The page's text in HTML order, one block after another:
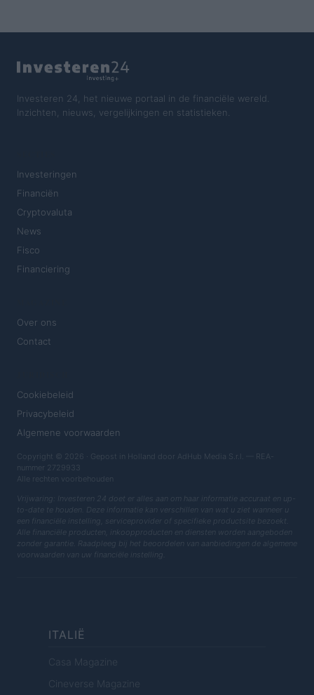
Investeren 24, het nieuwe portaal in de financiële wereld.
Inzichten, nieuws, vergelijkingen en statistieken.
Investeringen
Financiën
Cryptovaluta
News
Fisco
Financiering
Over ons
Contact
Cookiebeleid
Privacybeleid
Algemene voorwaarden
Copyright © 2026 · Gepost in Holland door AdHub Media S.r.l. — REA-
nummer 2729933
Alle rechten voorbehouden
Vrijwaring: Investeren 24 doet er alles aan om haar informatie accuraat en up-
to-date te houden. Deze informatie kan verschillen van wat u ziet wanneer u
een financiële instelling, serviceprovider of specifieke productsite bezoekt.
Alle financiële producten, inkoopproducten en diensten worden aangeboden
zonder garantie. Raadpleeg bij het beoordelen van aanbiedingen de algemene
voorwaarden van uw financiële instelling.
ITALIË
Casa Magazine
Cineverse Magazine